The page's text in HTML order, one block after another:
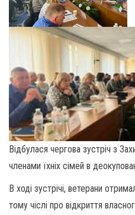
Відбулася чергова зустріч з
членами їхніх сімей в
В ході зустрічі, ветерани
тому чіслі про відкриття